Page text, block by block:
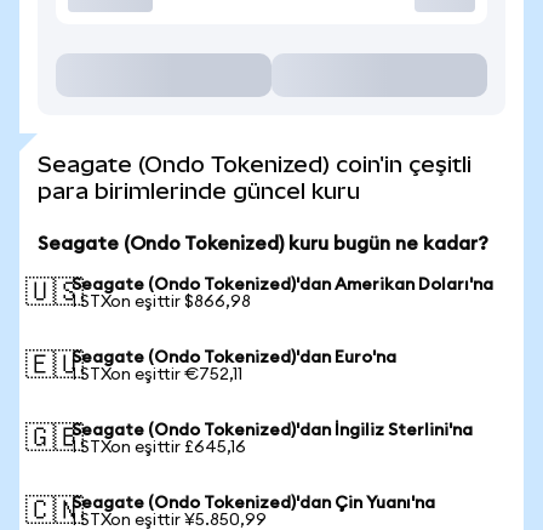
Seagate (Ondo Tokenized) coin'in çeşitli
para birimlerinde güncel kuru
Seagate (Ondo Tokenized) kuru bugün ne kadar?
🇺🇸Seagate (Ondo Tokenized)'dan Amerikan Doları'na
1 STXon eşittir $866,98
🇪🇺Seagate (Ondo Tokenized)'dan Euro'na
1 STXon eşittir €752,11
🇬🇧Seagate (Ondo Tokenized)'dan İngiliz Sterlini'na
1 STXon eşittir £645,16
🇨🇳Seagate (Ondo Tokenized)'dan Çin Yuanı'na
1 STXon eşittir ¥5.850,99